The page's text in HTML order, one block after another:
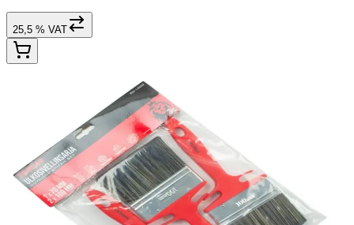
25,5 % VAT